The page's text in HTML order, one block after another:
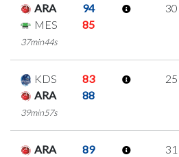
ARA
94
MES
85
37min44s
30
KDS
83
ARA
88
39min57s
25
ARA
89
31